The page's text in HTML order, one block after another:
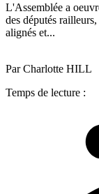
L'Assemblée a
des députés
alignés et...
Par Charlotte HILL
Temps de lecture :